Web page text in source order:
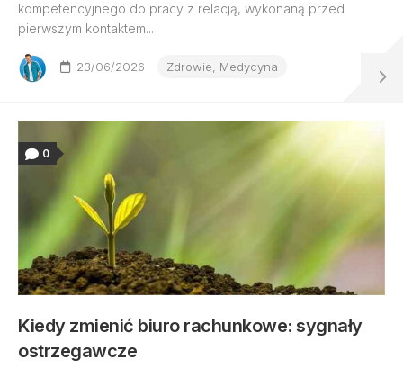
kompetencyjnego do pracy z relacją, wykonaną przed
pierwszym kontaktem...
23/06/2026 Zdrowie, Medycyna
0
Kiedy zmienić biuro rachunkowe: sygnały
ostrzegawcze